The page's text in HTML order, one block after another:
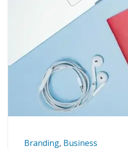
Branding, Business